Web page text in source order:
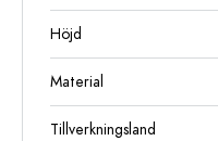
Höjd
Material
Tillverkningsland